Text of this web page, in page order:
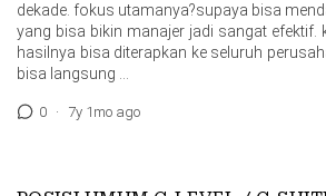
dekade. fokus utamanya?supaya bisa
yang bisa bikin manajer jadi sangat efektif.
hasilnya bisa diterapkan ke seluruh
bisa langsung …
0 · 7y 1mo ago